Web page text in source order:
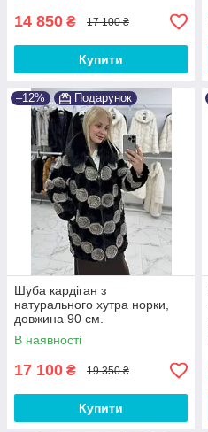
14 850 ₴ 17 100 ₴
Купити
–12% Подарунок
Шуба кардіган з
натурального хутра норки,
довжина 90 см.
В наявності
17 100 ₴ 19 350 ₴
Купити